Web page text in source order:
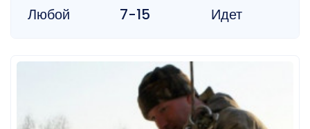
Любой 7-15 Идет